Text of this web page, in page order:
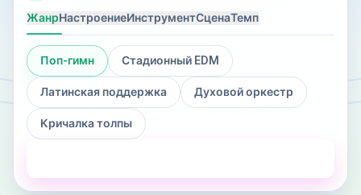
ЖанрНастроениеИнструментСценаТемп
Поп-гимн Стадионный EDM
Латинская поддержка Духовой оркестр
Кричалка толпы